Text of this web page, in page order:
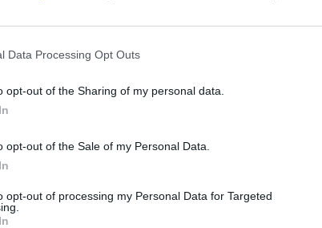
Data Processing Opt Outs
opt-out of the Sharing of my personal data.
opt-out of the Sale of my Personal Data.
opt-out of processing my Personal Data for Targeted
κλήση για κατάθεση ή κλήση για να
εμπλεκόμενα σε κακοποιητικές
ασέλγεια.
Αντώνιο για απόπειρα χρηματισμού
αφότου συνειδητοποίησε ότι
όσα καταγγέλλει ο 19χρονος,
του παιδιού που βρέθηκε μπροστά σε
που έλαβε χώρα σε δομή της